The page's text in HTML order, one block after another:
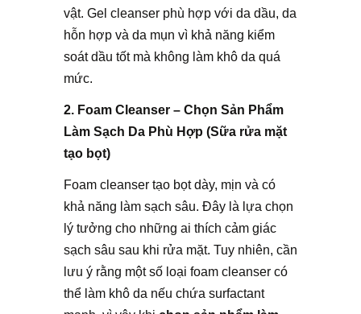
vật. Gel cleanser phù hợp với da dầu, da
hỗn hợp và da mụn vì khả năng kiểm
soát dầu tốt mà không làm khô da quá
mức.
2. Foam Cleanser – Chọn Sản Phẩm
Làm Sạch Da Phù Hợp (Sữa rửa mặt
tạo bọt)
Foam cleanser tạo bọt dày, mịn và có
khả năng làm sạch sâu. Đây là lựa chọn
lý tưởng cho những ai thích cảm giác
sạch sâu sau khi rửa mặt. Tuy nhiên, cần
lưu ý rằng một số loại foam cleanser có
thể làm khô da nếu chứa surfactant